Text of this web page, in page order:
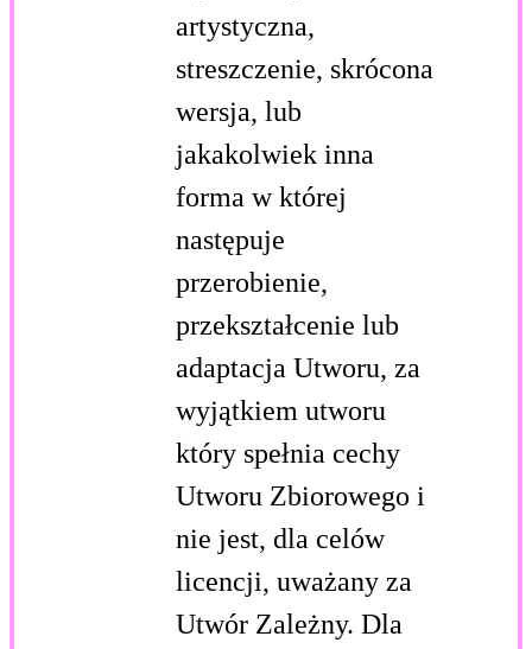
artystyczna,
streszczenie, skrócona
wersja, lub
jakakolwiek inna
forma w której
następuje
przerobienie,
przekształcenie lub
adaptacja Utworu, za
wyjątkiem utworu
który spełnia cechy
Utworu Zbiorowego i
nie jest, dla celów
licencji, uważany za
Utwór Zależny. Dla